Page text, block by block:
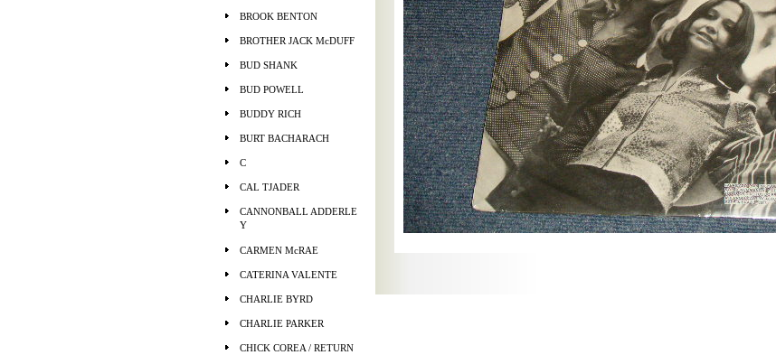
BROOK BENTON
BROTHER JACK McDUFF
BUD SHANK
BUD POWELL
BUDDY RICH
BURT BACHARACH
C
CAL TJADER
CANNONBALL ADDERLE
Y
CARMEN McRAE
CATERINA VALENTE
CHARLIE BYRD
CHARLIE PARKER
CHICK COREA / RETURN